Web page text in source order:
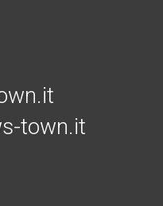
town.it